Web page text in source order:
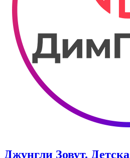
Джунгли Зовут.